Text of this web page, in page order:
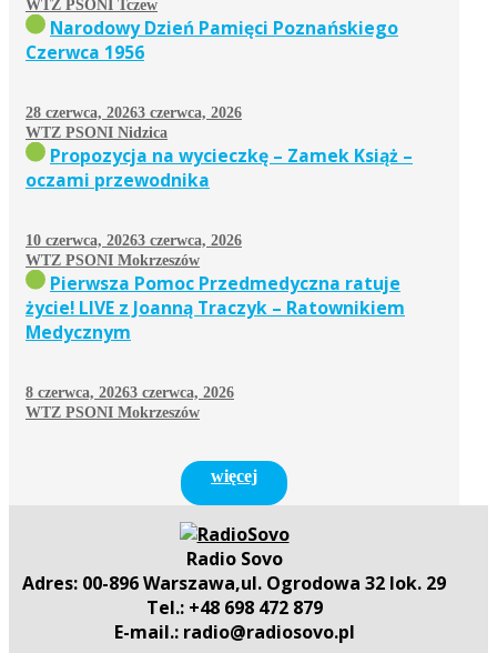
WTZ PSONI Tczew
Narodowy Dzień Pamięci Poznańskiego
Czerwca 1956
28 czerwca, 20263 czerwca, 2026
WTZ PSONI Nidzica
Propozycja na wycieczkę – Zamek Książ –
oczami przewodnika
10 czerwca, 20263 czerwca, 2026
WTZ PSONI Mokrzeszów
Pierwsza Pomoc Przedmedyczna ratuje
życie! LIVE z Joanną Traczyk – Ratownikiem
Medycznym
8 czerwca, 20263 czerwca, 2026
WTZ PSONI Mokrzeszów
więcej
Radio Sovo
Adres: 00-896 Warszawa,ul. Ogrodowa 32 lok. 29
Tel.: +48 698 472 879
E-mail.: radio@radiosovo.pl